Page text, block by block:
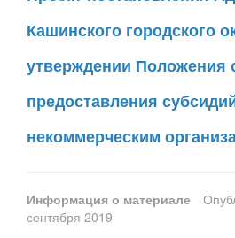
Кашинского городского
утверждении Положения
предоставления
некоммерческим
Информация о материале
сентября 2019